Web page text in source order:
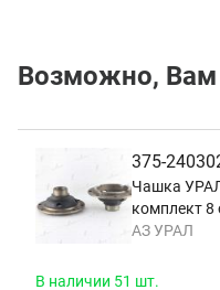
Возможно, Вам
375-
Чашка
комплект 8
АЗ УРАЛ
В наличии 51 шт.